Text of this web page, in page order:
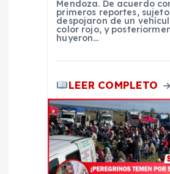
Mendoza. De acuerdo
primeros reportes,
despojaron de un
color rojo, y
huyeron…
LEER COMPLETO